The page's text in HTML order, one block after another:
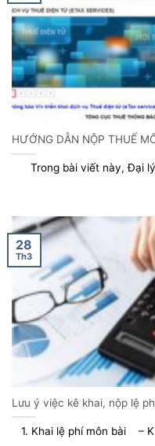
HƯỚNG DẪN NỘP THUẾ
Trong bài viết này, Đại lý
Lưu ý việc kê khai, nộp lệ
1. Khai lệ phí môn bài –
28
Th3